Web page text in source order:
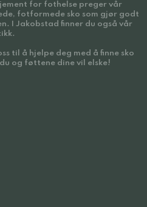
for fothelse preger vår
fotformede sko som gjør godt
I Jakobstad finner du også vår
til å hjelpe deg med å finne sko
og føttene dine vil elske!